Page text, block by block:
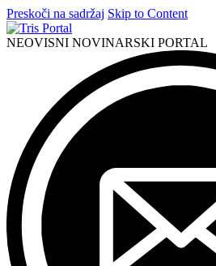
Preskoči na sadržaj Skip to Content
NEOVISNI NOVINARSKI PORTAL